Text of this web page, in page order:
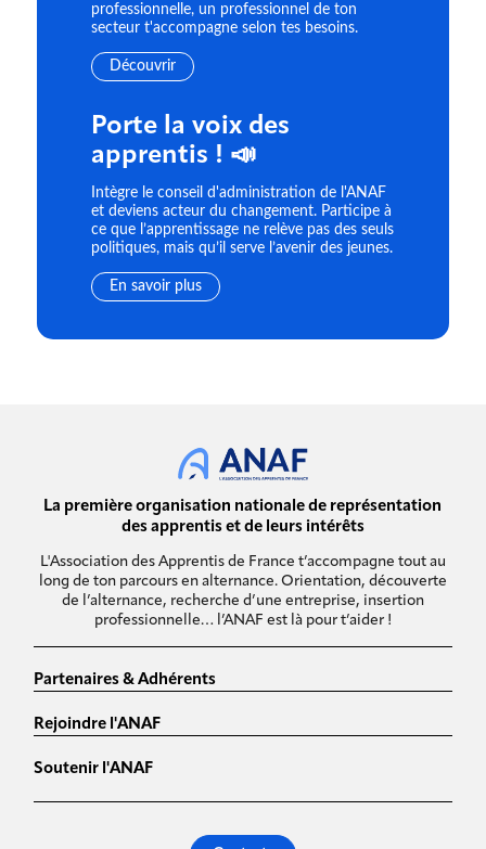
professionnelle, un professionnel de ton
secteur t'accompagne selon tes besoins.
Découvrir
Porte la voix des
apprentis ! 📣
Intègre le conseil d'administration de l'ANAF
et deviens acteur du changement. Participe à
ce que l’apprentissage ne relève pas des seuls
politiques, mais qu’il serve l’avenir des jeunes.
En savoir plus
La première organisation nationale de représentation
des apprentis et de leurs intérêts
L'Association des Apprentis de France t’accompagne tout au
long de ton parcours en alternance. Orientation, découverte
de l’alternance, recherche d’une entreprise, insertion
professionnelle… l’ANAF est là pour t’aider !
Partenaires & Adhérents
Rejoindre l'ANAF
Soutenir l'ANAF